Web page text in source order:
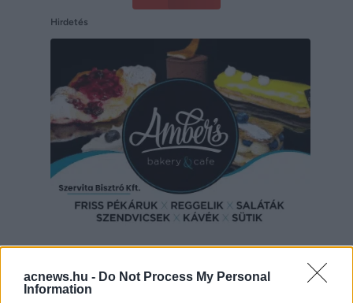
acnews.hu - Do Not Process My Personal
Information
Hirdetés